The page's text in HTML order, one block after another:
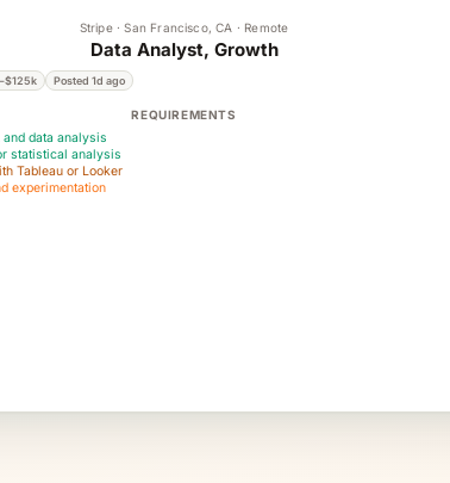
Stripe · San Francisco, CA · Remote
Data Analyst, Growth
Posted 1d ago
REQUIREMENTS
data analysis
statistical analysis
Tableau or Looker
experimentation